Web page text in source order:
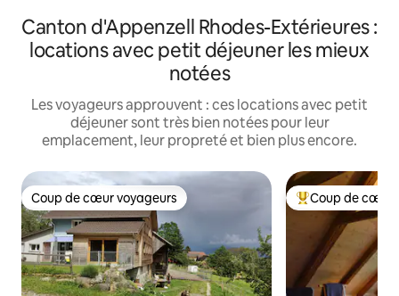
Canton d'Appenzell Rhodes-Extérieures :
locations avec petit déjeuner les mieux
notées
Les voyageurs approuvent : ces locations avec petit
déjeuner sont très bien notées pour leur
emplacement, leur propreté et bien plus encore.
Coup de cœur voyageurs
Coup de cœur voyageurs Coups de cœur
Coup de cœur